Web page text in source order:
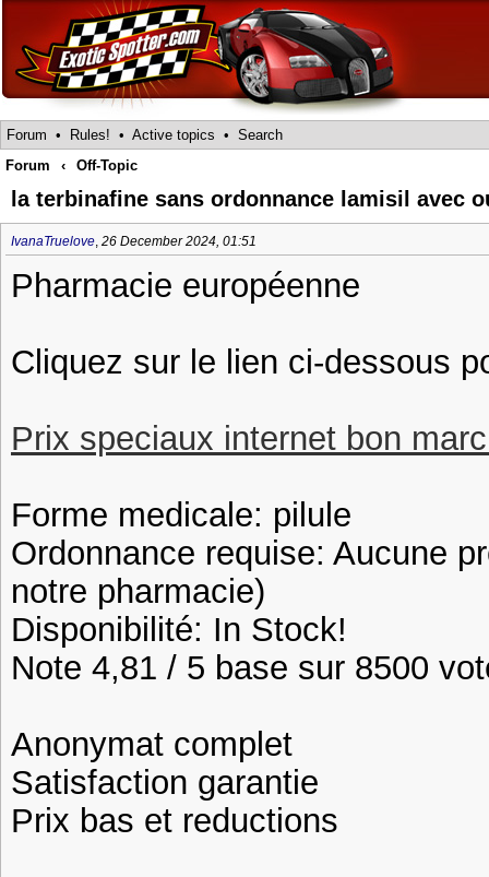
Forum • Rules! • Active topics • Search
Forum
‹ Off-Topic
la terbinafine sans ordonnance lamisil avec
IvanaTruelove, 26 December 2024, 01:51
Pharmacie européenne
Cliquez sur le lien ci-dessous
Prix speciaux internet bon
Forme medicale: pilule
Ordonnance requise: Aucune
notre pharmacie)
Disponibilité: In Stock!
Note 4,81 / 5 base sur 8500
Anonymat complet
Satisfaction garantie
Prix bas et reductions